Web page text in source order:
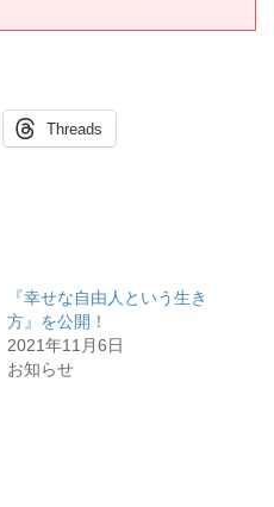
Threads
『幸せな自由人という生き
方』を公開！
2021年11月6日
お知らせ